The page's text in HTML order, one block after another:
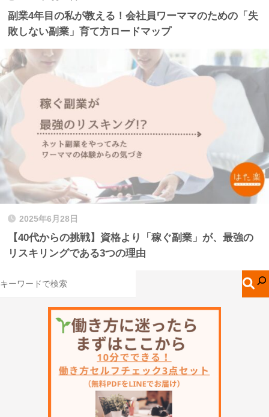
副業4年目の私が教える！会社員ワーママのための「失
敗しない副業」育て方ロードマップ
2025年6月28日
【40代からの挑戦】資格より「稼ぐ副業」が、最強の
リスキリングである3つの理由